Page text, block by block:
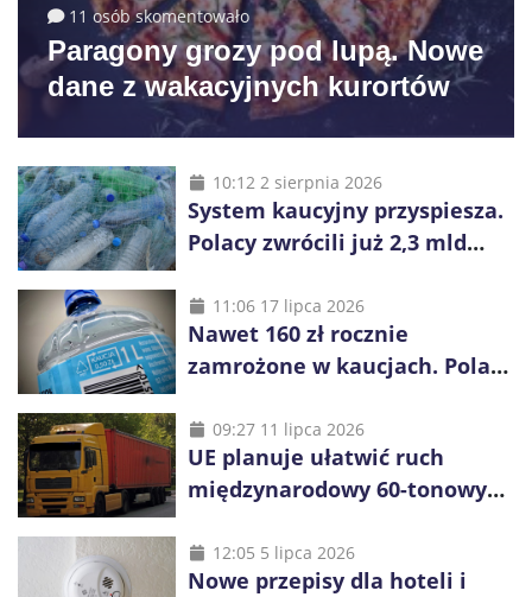
11 osób skomentowało
Paragony grozy pod lupą. Nowe
dane z wakacyjnych kurortów
10:12 2 sierpnia 2026
System kaucyjny przyspiesza.
Polacy zwrócili już 2,3 mld
11:06 17 lipca 2026
Nawet 160 zł rocznie
zamrożone w kaucjach. Polacy
vouchery
09:27 11 lipca 2026
UE planuje ułatwić ruch
międzynarodowy 60-tonowych
konkurencji
12:05 5 lipca 2026
Nowe przepisy dla hoteli i